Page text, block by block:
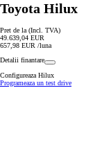
Toyota Hilux
Pret de la (Incl. TVA)
49.639,04 EUR
657,98 EUR /luna
Detalii finantare
Configureaza Hilux
Programeaza un test drive